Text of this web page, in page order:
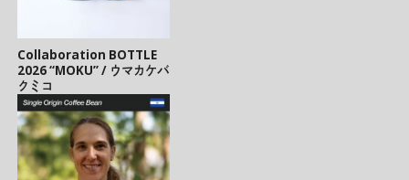
Collaboration BOTTLE
2026 “MOKU” / ウマカケバ
クミコ